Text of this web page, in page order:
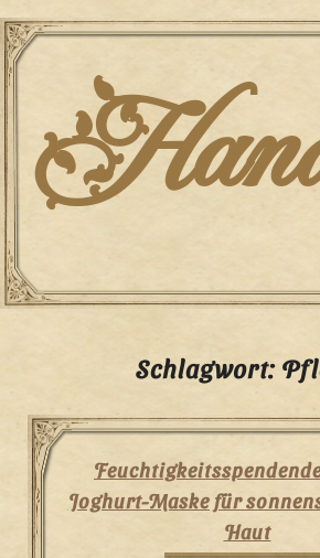
Skip
to
content
Schlagwort:
Joghurt-Maske für
Haut